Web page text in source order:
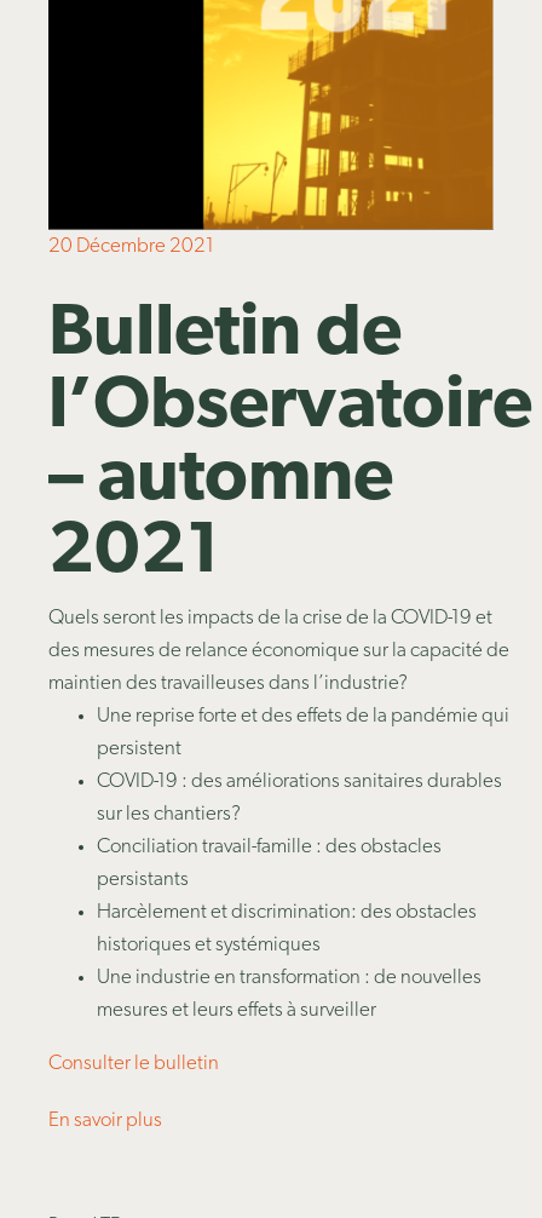
20 Décembre 2021
Bulletin de
l’Observatoire
– automne
2021
Quels seront les impacts de la crise de la COVID-19 et
des mesures de relance économique sur la capacité de
maintien des travailleuses dans l’industrie?
Une reprise forte et des effets de la pandémie qui
persistent
COVID-19 : des améliorations sanitaires durables
sur les chantiers?
Conciliation travail-famille : des obstacles
persistants
Harcèlement et discrimination: des obstacles
historiques et systémiques
Une industrie en transformation : de nouvelles
mesures et leurs effets à surveiller
Consulter le bulletin
En savoir plus